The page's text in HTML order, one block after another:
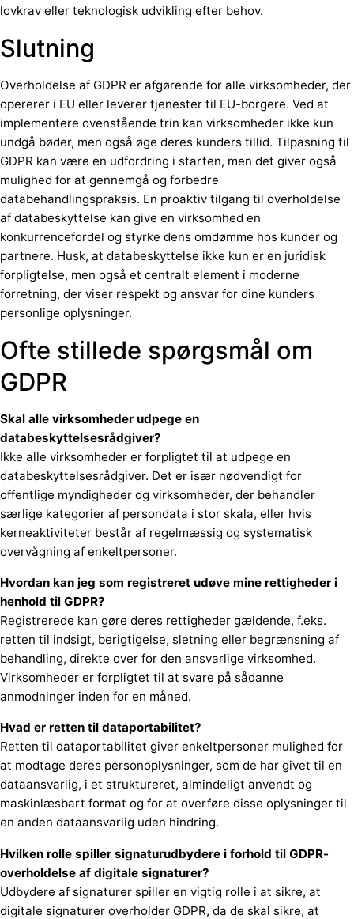
lovkrav eller teknologisk udvikling efter behov.
Slutning
Overholdelse af GDPR er afgørende for alle virksomheder, der
opererer i EU eller leverer tjenester til EU-borgere. Ved at
implementere ovenstående trin kan virksomheder ikke kun
undgå bøder, men også øge deres kunders tillid. Tilpasning til
GDPR kan være en udfordring i starten, men det giver også
mulighed for at gennemgå og forbedre
databehandlingspraksis. En proaktiv tilgang til overholdelse
af databeskyttelse kan give en virksomhed en
konkurrencefordel og styrke dens omdømme hos kunder og
partnere. Husk, at databeskyttelse ikke kun er en juridisk
forpligtelse, men også et centralt element i moderne
forretning, der viser respekt og ansvar for dine kunders
personlige oplysninger.
Ofte stillede spørgsmål om
GDPR
Skal alle virksomheder udpege en
databeskyttelsesrådgiver?
Ikke alle virksomheder er forpligtet til at udpege en
databeskyttelsesrådgiver. Det er især nødvendigt for
offentlige myndigheder og virksomheder, der behandler
særlige kategorier af persondata i stor skala, eller hvis
kerneaktiviteter består af regelmæssig og systematisk
overvågning af enkeltpersoner.
Hvordan kan jeg som registreret udøve mine rettigheder i
henhold til GDPR?
Registrerede kan gøre deres rettigheder gældende, f.eks.
retten til indsigt, berigtigelse, sletning eller begrænsning af
behandling, direkte over for den ansvarlige virksomhed.
Virksomheder er forpligtet til at svare på sådanne
anmodninger inden for en måned.
Hvad er retten til dataportabilitet?
Retten til dataportabilitet giver enkeltpersoner mulighed for
at modtage deres personoplysninger, som de har givet til en
dataansvarlig, i et struktureret, almindeligt anvendt og
maskinlæsbart format og for at overføre disse oplysninger til
en anden dataansvarlig uden hindring.
Hvilken rolle spiller signaturudbydere i forhold til GDPR-
overholdelse af digitale signaturer?
Udbydere af signaturer spiller en vigtig rolle i at sikre, at
digitale signaturer overholder GDPR, da de skal sikre, at